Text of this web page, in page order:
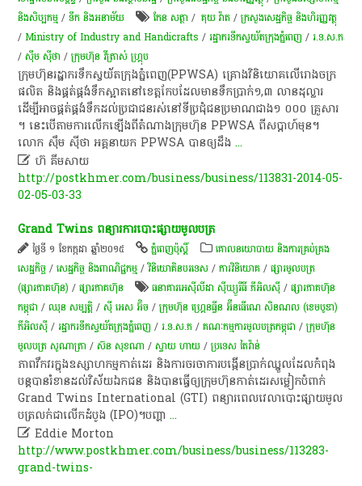
និងសិប្បកម្ម /ទឹក និងអនាម័យ កែន សត្ថា / គុយ វ៉ាត /ក្រសួងសេដ្ឋកិច្ច និងហិរញ្ញវត្ថុ
/Ministry of Industry and Handicrafts /រដ្ឋា​ករទឹកស្វយ័តក្រុងភ្នំពេញ /រ.ទ.ស.ភ
/ស៊ឹម ស៊ីថា /ក្រុមហ៊ុន វីត្រាស់ ហ្គ្រុប
ក្រុមហ៊ុន​រដ្ឋាករទឹក​ស្វយ័ត​ក្រុង​ភ្នំពេញ​(PPWSA) គ្រោង​វិនិយោគ​លើ​រោងចក្រ​
ផលិត និង​ផ្គត់ផ្គង់​ទឹកស្អាត​នៅ​ខេត្ត​កែប​ដែល​មាន​ទឹកប្រាក់​១,៣ លាន​ដុល្លារ​
ដើម្បី​អាច​ផ្គត់ផ្គង់​ទឹក​ដល់​ប្រជាជន​រស់នៅ​ទីប្រជុំជន​ប្រមាណ​ជាង​១ ០០០ គ្រួសារ​
។ នេះ​បើ​តាម​ការ​លើក​ឡើង​ពី​តំណាង​ក្រុមហ៊ុន PPWSA ពី​សប្តាហ៍​មុន​។
លោក ស៊ឹម ស៊ីថា អគ្គនាយក PPWSA បាន​ឲ្យ​ដឹង...
 ហ៊ គីមសាយ
http://postkhmer.com/business/business/113831-2014-05-
02-05-03-33
Grand​ Twins​ ពន្យារ​ការ​បោះផ្សាយ​មូល​ប​ត្រ​
ថ្ងៃទី ១ ខែកក្កដា ឆ្នាំ២០១៥ ភ្នំពេញប៉ុស្តិ៍
គោលនយោបាយ និងការគ្រប់គ្រង
សេដ្ឋកិច្ច /សេដ្ឋកិច្ច និងពាណិជ្ជកម្ម /វិនិយោគិនបរទេស /ការវិនិយោគ /ផ្សារមូលបត្រ
(ផ្សារភាគហ៊ុន) /ផ្សារភាគហ៊ុន ធនាគារអេស៊ីលីដា ស៊ីឃ្យួរឹធី ភីអិលស៊ី/ផ្សារភាគហ៊ុន​
កម្ពុជា /ឈុន សម្បត្តិ /ស៊ី អេស​ អ៊ិច /ក្រុមហ៊ុន ហ្រ្គេនធ្វីន អ៊ីនធើណេ សិនណល (ខេមបូឌា)
ភីអិលស៊ី/រដ្ឋា​ករទឹកស្វយ័តក្រុងភ្នំពេញ /រ.ទ.ស.ភ /គណៈកម្មការមូលបត្រកម្ពុជា /ក្រុមហ៊ុន
មូលបត្រ សូណាត្រា /ស៊ន សុខណា /ស្វាយ ហាយ /ប្រទេស តៃវ៉ាន់
​ភាព​វឹកវរ​ក្នុង​ឧស្សាហកម្ម​កាត់ដេរ​ និង​ការ​ចរចា​ការ​បង្កើន​ប្រាក់​ឈ្នួល​ដែល​កំពុង​
បន្ត​បាន​រំខាន​ដល់​វិស័យ​ឯកជន​ និង​បាន​ធ្វើ​ឲ្យ​ក្រុមហ៊ុនកាត់ដេរ​សម្លៀក​បំពាក់​
Grand​ Twins​ International​ (GTI)​ ពន្យារ​ពេលវេលា​បោះផ្សាយ​មូល​
ប​ត្រលក់​ជា​លើក​ដំបូង​ (IPO)​។​ ​បញ្ហា...
 Eddie Morton
http://www.postkhmer.com/business/business/113283-
grand-twins-